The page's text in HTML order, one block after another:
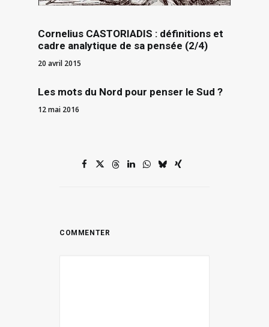
Cornelius CASTORIADIS : définitions et
cadre analytique de sa pensée (2/4)
20 avril 2015
Les mots du Nord pour penser le Sud ?
12 mai 2016